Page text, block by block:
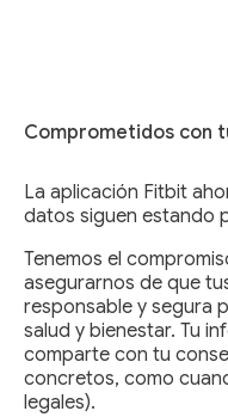
Comprometidos con
La aplicación Fitbit
datos siguen estando
Tenemos el
asegurarnos de que
responsable y segura
salud y bienestar. Tu
comparte con tu
concretos, como
legales).